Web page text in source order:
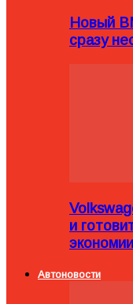
Новый
сразу
и
экономии
Автоновости